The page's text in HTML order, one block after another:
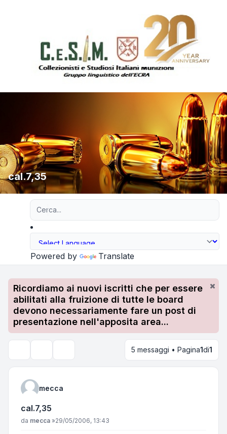
cal.7,35
Powered by Translate
Ricordiamo ai nuovi iscritti che per essere
abilitati alla fruizione di tutte le board
devono necessariamente fare un post di
presentazione nell'apposita area...
5 messaggi • Pagina1di1
mecca
cal.7,35
Messaggio
da mecca »29/05/2006, 13:43